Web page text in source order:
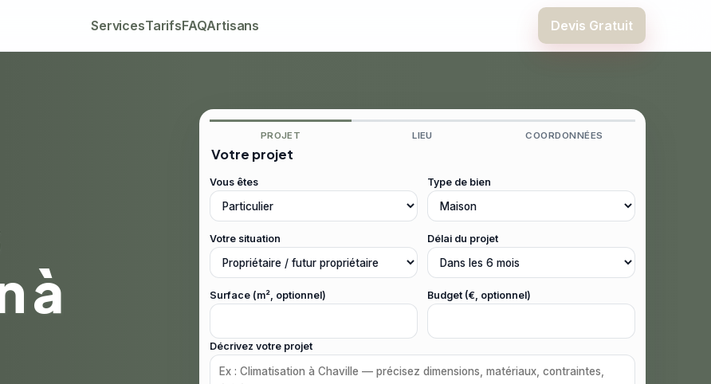
ServicesTarifsFAQArtisans Devis Gratuit
à
PROJET LIEU COORDONNÉES
Votre projet
Vous êtes Type de bien
Votre situation Délai du projet
Surface (m², optionnel) Budget (€, optionnel)
Décrivez votre projet